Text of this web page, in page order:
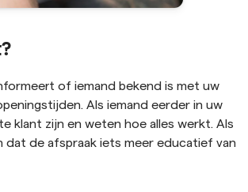
of iemand bekend is met uw
Als iemand eerder in uw
klant zijn en weten hoe alles werkt. Als
dat de afspraak iets meer educatief van